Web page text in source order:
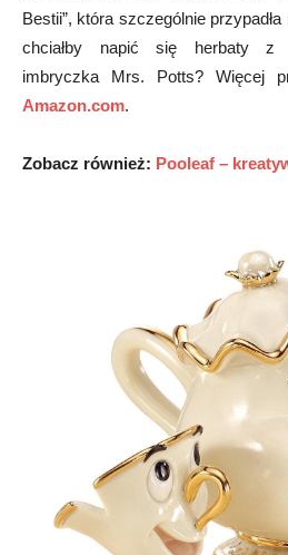
Bestii”, która szczególnie
chciałby napić się herbaty z
imbryczka Mrs. Potts? Więcej
Amazon.com.
Zobacz również: Pooleaf –